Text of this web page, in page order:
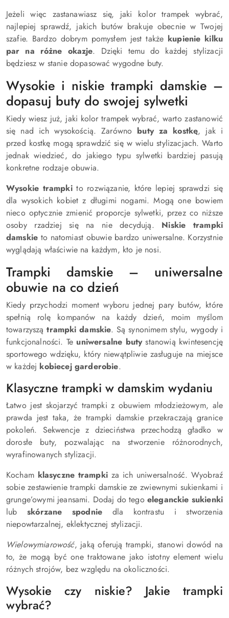
Jeżeli więc zastanawiasz się, jaki kolor trampek wybrać,
najlepiej sprawdź, jakich butów brakuje obecnie w Twojej
szafie. Bardzo dobrym pomysłem jest także kupienie kilku
par na różne okazje. Dzięki temu do każdej stylizacji
będziesz w stanie dopasować wygodne buty.
Wysokie i niskie trampki damskie –
dopasuj buty do swojej sylwetki
Kiedy wiesz już, jaki kolor trampek wybrać, warto zastanowić
się nad ich wysokością. Zarówno buty za kostkę, jak i
przed kostkę mogą sprawdzić się w wielu stylizacjach. Warto
jednak wiedzieć, do jakiego typu sylwetki bardziej pasują
konkretne rodzaje obuwia.
Wysokie trampkito rozwiązanie, które lepiej sprawdzi się
dla wysokich kobiet z długimi nogami. Mogą one bowiem
nieco optycznie zmienić proporcje sylwetki, przez co niższe
osoby rzadziej się na nie decydują. Niskie trampki
damskie to natomiast obuwie bardzo uniwersalne. Korzystnie
wyglądają właściwie na każdym, kto je nosi.
Trampki damskie – uniwersalne
obuwie na co dzień
Kiedy przychodzi moment wyboru jednej pary butów, które
spełnią rolę kompanów na każdy dzień, moim myślom
towarzyszątrampki damskie. Są synonimem stylu, wygody i
funkcjonalności. Te uniwersalne butystanowią kwintesencję
sportowego wdzięku, który niewątpliwie zasługuje na miejsce
w każdej kobiecej garderobie.
Klasyczne trampki w damskim wydaniu
Łatwo jest skojarzyć trampki z obuwiem młodzieżowym, ale
prawda jest taka, że trampki damskie przekraczają granice
pokoleń. Sekwencje z dzieciństwa przechodzą gładko w
dorosłe buty, pozwalając na stworzenie różnorodnych,
wyrafinowanych stylizacji.
Kocham klasyczne trampkiza ich uniwersalność. Wyobraź
sobie zestawienie trampki damskie ze zwiewnymi sukienkami i
grunge’owymi jeansami. Dodaj do tego eleganckie sukienki
lubskórzane spodnie dla kontrastu i stworzenia
niepowtarzalnej, eklektycznej stylizacji.
Wielowymiarowość, jaką oferują trampki, stanowi dowód na
to, że mogą być one traktowane jako istotny element wielu
różnych strojów, bez względu na okoliczności.
Wysokie czy niskie? Jakie trampki
wybrać?